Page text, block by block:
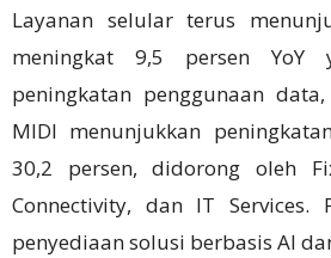
Layanan selular terus
meningkat 9,5 persen YoY
peningkatan penggunaan
MIDI menunjukkan
30,2 persen, didorong oleh
Connectivity, dan IT Services.
penyediaan solusi berbasis AI